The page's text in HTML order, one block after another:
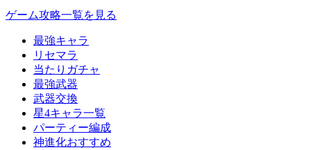
ゲーム攻略一覧を見る
最強キャラ
リセマラ
当たりガチャ
最強武器
武器交換
星4キャラ一覧
パーティー編成
神進化おすすめ